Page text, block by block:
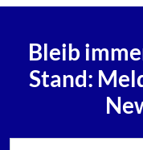
Bleib
Stand: